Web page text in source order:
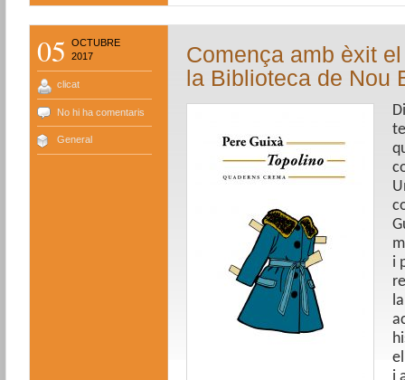
05
OCTUBRE
2017
clicat
No hi ha comentaris
General
Comença amb èxit
la Biblioteca de Nou
i
i